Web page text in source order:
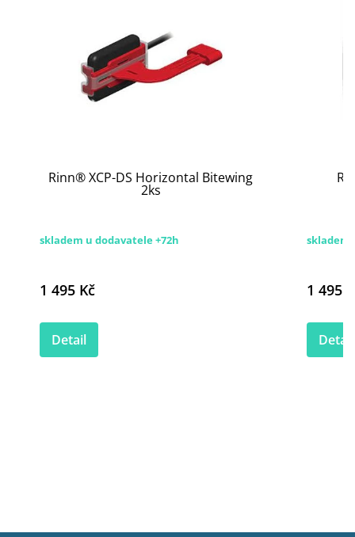
Rinn® XCP-DS Horizontal Bitewing
2ks
skladem u dodavatele +72h
1 495 Kč
Detail
skladem
1 495
Detail